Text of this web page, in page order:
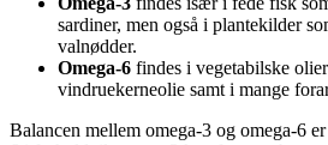
sardiner, men også i plantekilder
valnødder.
Omega-6 findes i vegetabilske
vindruekerneolie samt i mange
Balancen mellem omega-3 og omega-6